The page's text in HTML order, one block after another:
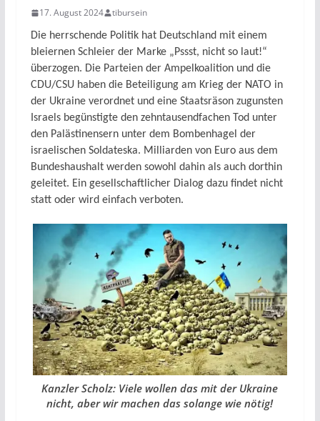
17. August 2024 tibursein
Die herrschende Politik hat Deutschland mit einem
bleiernen Schleier der Marke „Pssst, nicht so laut!“
überzogen. Die Parteien der Ampelkoalition und die
CDU/CSU haben die Beteiligung am Krieg der NATO in
der Ukraine verordnet und eine Staatsräson zugunsten
Israels begünstigte den zehntausendfachen Tod unter
den Palästinensern unter dem Bombenhagel der
israelischen Soldateska. Milliarden von Euro aus dem
Bundeshaushalt werden sowohl dahin als auch dorthin
geleitet. Ein gesellschaftlicher Dialog dazu findet nicht
statt oder wird einfach verboten.
Kanzler Scholz: Viele wollen das mit der Ukraine
nicht, aber wir machen das solange wie nötig!